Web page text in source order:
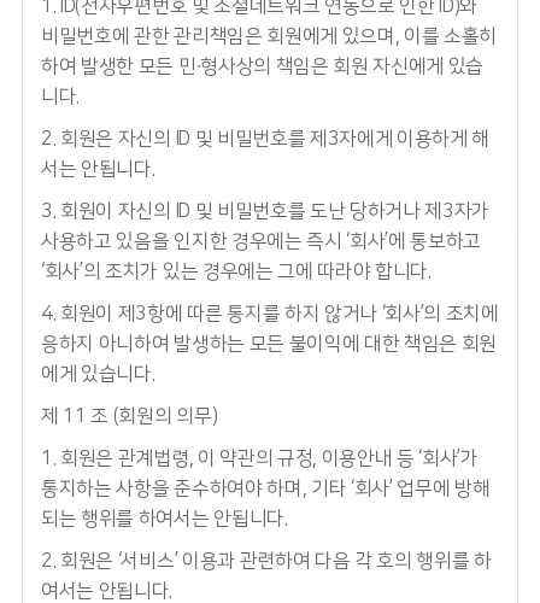
1. ID(전자우편번호 및 소셜네트워크 연동으로 인한 ID)와
비밀번호에 관한 관리책임은 회원에게 있으며, 이를 소홀히
하여 발생한 모든 민∙형사상의 책임은 회원 자신에게 있습
니다.
2. 회원은 자신의 ID 및 비밀번호를 제3자에게 이용하게 해
서는 안됩니다.
3. 회원이 자신의 ID 및 비밀번호를 도난 당하거나 제3자가
사용하고 있음을 인지한 경우에는 즉시 ‘회사’에 통보하고
‘회사’의 조치가 있는 경우에는 그에 따라야 합니다.
4. 회원이 제3항에 따른 통지를 하지 않거나 ‘회사’의 조치에
응하지 아니하여 발생하는 모든 불이익에 대한 책임은 회원
에게 있습니다.
제 11 조 (회원의 의무)
1. 회원은 관계법령, 이 약관의 규정, 이용안내 등 ‘회사’가
통지하는 사항을 준수하여야 하며, 기타 ‘회사’ 업무에 방해
되는 행위를 하여서는 안됩니다.
2. 회원은 ‘서비스’ 이용과 관련하여 다음 각 호의 행위를 하
여서는 안됩니다.